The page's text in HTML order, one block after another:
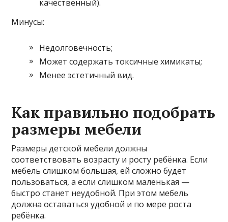
качественный).
Минусы:
Недолговечность;
Может содержать токсичные химикаты;
Менее эстетичный вид.
Как правильно подобрать
размеры мебели
Размеры детской мебели должны
соответствовать возрасту и росту ребёнка. Если
мебель слишком большая, ей сложно будет
пользоваться, а если слишком маленькая —
быстро станет неудобной. При этом мебель
должна оставаться удобной и по мере роста
ребёнка.